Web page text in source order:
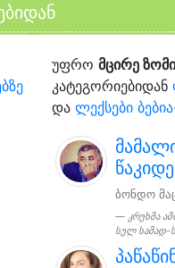
უფრო მცირე
კატეგორიებიდან
და ლექსები
ბონდო
კრუხმა
სულ სამად-